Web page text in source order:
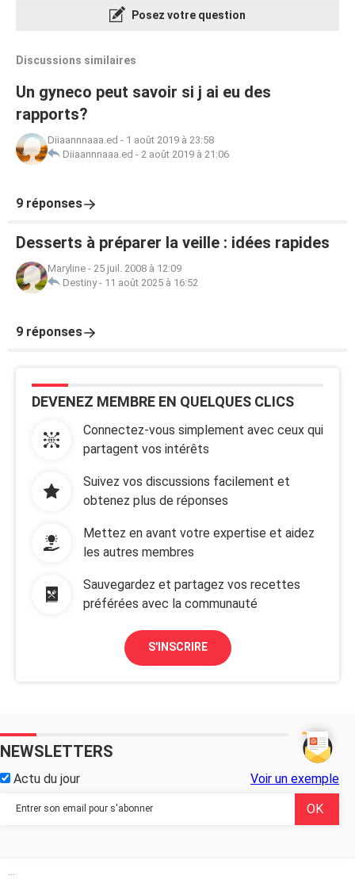
Posez votre question
Discussions similaires
Un gyneco peut savoir si j ai eu des
rapports?
Diiaannnaaa.ed - 1 août 2019 à 23:58
Diiaannnaaa.ed - 2 août 2019 à 21:06
9 réponses
Desserts à préparer la veille : idées rapides
Maryline - 25 juil. 2008 à 12:09
Destiny- 11 août 2025 à 16:52
9 réponses
DEVENEZ MEMBRE EN QUELQUES CLICS
Connectez-vous simplement avec ceux qui
partagent vos intérêts
Suivez vos discussions facilement et
obtenez plus de réponses
Mettez en avant votre expertise et aidez
les autres membres
Sauvegardez et partagez vos recettes
préférées avec la communauté
S'INSCRIRE
NEWSLETTERS
Actu du jour Voir un exemple
...